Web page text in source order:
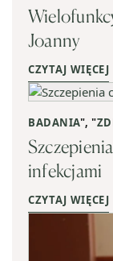
Joanny
CZYTAJ WIĘCEJ
BADANIA", "
infekcjami
CZYTAJ WIĘCEJ